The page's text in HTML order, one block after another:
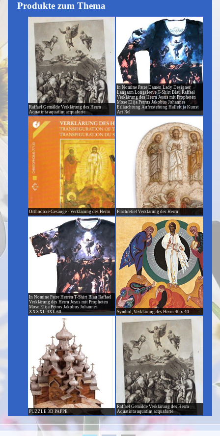
Produkte zum Thema
Raffael Gemälde Verklärung des Herrn
Aquatinta aquatint acquaforte
In Nomine Patre Damen Lady Designer
Langarm Longsleeve T-Shirt Blau Raffael
Verklärung des Herrn Jesus mit Propheten
Mose Elija Petrus Jakobus Johannes
Erläuchtung Auferstehung Halleluja Kunst
Art Rel
Orthodoxe Gesänge - Verklärung des Herrn Flachrelief Verklärung des Herrn
In Nomine Patre Herren T-Shirt Blau Raffael
Verklärung des Herrn Jesus mit Propheten
Mose Elija Petrus Jakobus Johannes
XXXXL 4XL 60
Symbol, Verklärung des Herrn 40 x 40
PUZZLE 3D PAPPE
Raffael Gemälde Verklärung des Herrn
Aquatinta aquatint acquaforte